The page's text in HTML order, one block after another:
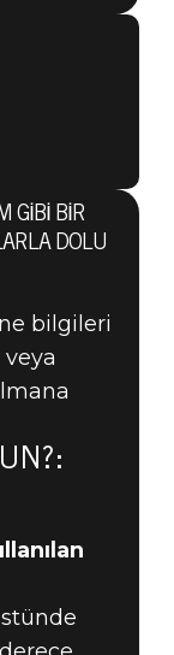
GIBI BIR
DOLU
bilgileri